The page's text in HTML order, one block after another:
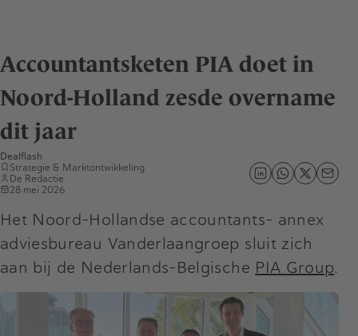
Accountantsketen PIA doet in
Noord-Holland zesde overname
dit jaar
Dealflash
Strategie & Marktontwikkeling
De Redactie
28 mei 2026
Het Noord-Hollandse accountants- annex
adviesbureau Vanderlaangroep sluit zich
aan bij de Nederlands-Belgische PIA Group.